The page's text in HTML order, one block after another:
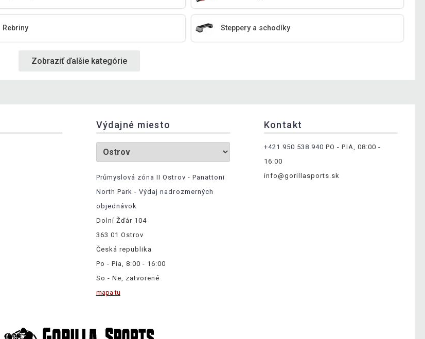
Rebriny Steppery a schodíky
Zobraziť ďalšie kategórie
Výdajné miesto
Průmyslová zóna II Ostrov - Panattoni
North Park - Výdaj nadrozmerných
objednávok
Dolní Žďár 104
363 01 Ostrov
Česká republika
Po - Pia, 8:00 - 16:00
So - Ne, zatvorené
mapa tu
Kontakt
+421 950 538 940 PO - PIA, 08:00 -
16:00
info@gorillasports.sk